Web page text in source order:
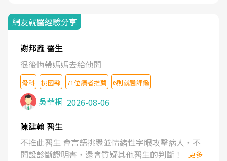
網友就醫經驗分享
謝邦鑫 醫生
很後悔帶媽媽去給他開
骨科 桃園縣 71位讀者推薦 6則就醫評鑑
吳華桐 2026-08-06
陳建翰 醫生
不推此醫生 會言語挑釁並情緒性字眼攻擊病人，不
開設診斷證明書，還會質疑其他醫生的判斷！
更多